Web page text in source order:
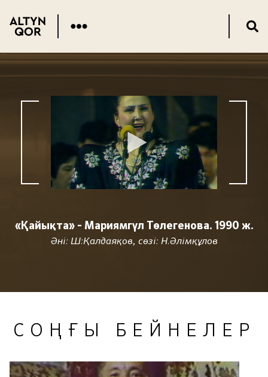
«Қайықта» - Мариямгүл Төлегенова. 1990 ж.
Әні: Ш:Қалдаяқов, сөзі: Н.Әлімқұлов
СОҢҒЫ БЕЙНЕЛЕР